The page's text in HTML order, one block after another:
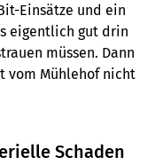
Einsätze und ein
eigentlich gut drin
müssen. Dann
vom Mühlehof nicht
Schaden